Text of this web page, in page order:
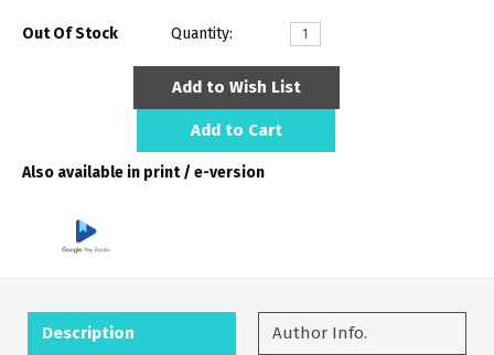
Out Of Stock Quantity:
Add to Wish List
Add to Cart
Also available in print / e-version
Description Author Info.